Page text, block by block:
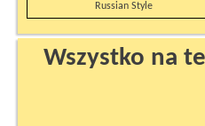
Russian Style
Wszystko na